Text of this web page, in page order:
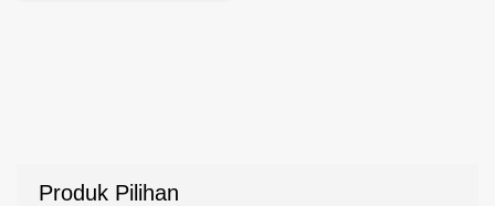
Produk Pilihan